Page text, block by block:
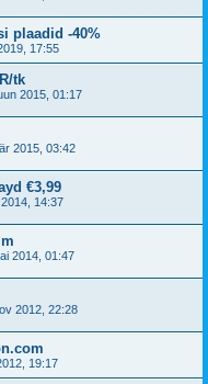
plaadid -40%
17:55
tk
2015, 01:17
2015, 03:42
€3,99
14:37
2014, 01:47
2012, 22:28
19:17